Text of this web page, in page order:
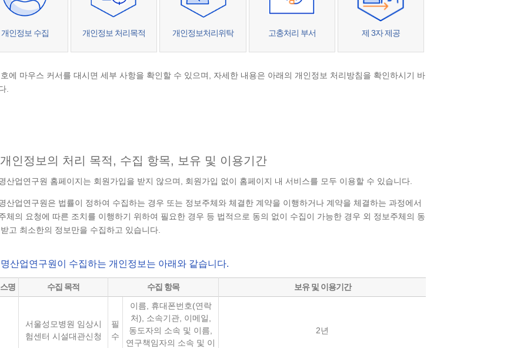
개인정보 수집 개인정보 처리목적 개인정보처리위탁 고충처리 부서 제 3자 제공
에 마우스 커서를 대시면 세부 사항을 확인할 수 있으며, 자세한 내용은 아래의 개인정보 처리방침을 확인하시기 바
.
개인정보의 처리 목적, 수집 항목, 보유 및 이용기간
산업연구원 홈페이지는 회원가입을 받지 않으며, 회원가입 없이 홈페이지 내 서비스를 모두 이용할 수 있습니다.
산업연구원은 법률이 정하여 수집하는 경우 또는 정보주체와 체결한 계약을 이행하거나 계약을 체결하는 과정에서
체의 요청에 따른 조치를 이행하기 위하여 필요한 경우 등 법적으로 동의 없이 수집이 가능한 경우 외 정보주체의 동
고 최소한의 정보만을 수집하고 있습니다.
산업연구원이 수집하는 개인정보는 아래와 같습니다.
명 수집 목적 수집 항목 보유 및 이용기간
서울성모병원 임상시
험센터 시설대관신청
필
수
이름, 휴대폰번호(연락
처), 소속기관, 이메일,
동도자의 소속 및 이름,
연구책임자의 소속 및 이
2년